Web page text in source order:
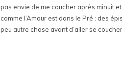
pas envie de me coucher après minuit
comme l’Amour est dans le Pré : des
peu autre chose avant d’aller se coucher.